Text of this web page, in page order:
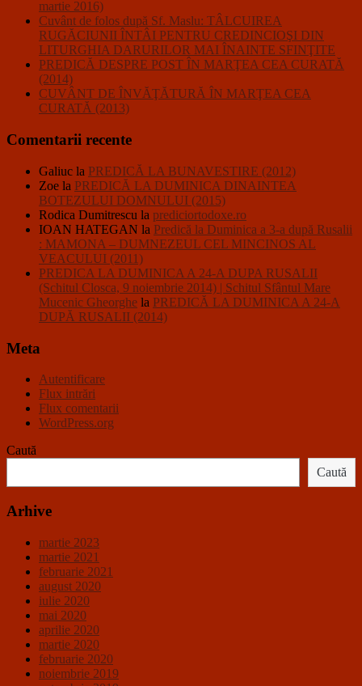
martie 2016)
Cuvânt de folos după Sf. Maslu: TÂLCUIREA
RUGĂCIUNII ÎNTÂI PENTRU CREDINCIOŞI DIN
LITURGHIA DARURILOR MAI ÎNAINTE SFINŢITE
PREDICĂ DESPRE POST ÎN MARŢEA CEA CURATĂ
(2014)
CUVÂNT DE ÎNVĂŢĂTURĂ ÎN MARŢEA CEA
CURATĂ (2013)
Comentarii recente
Galiuc la PREDICĂ LA BUNAVESTIRE (2012)
Zoe la PREDICĂ LA DUMINICA DINAINTEA
BOTEZULUI DOMNULUI (2015)
Rodica Dumitrescu la prediciortodoxe.ro
IOAN HATEGAN la Predică la Duminica a 3-a după Rusalii
: MAMONA – DUMNEZEUL CEL MINCINOS AL
VEACULUI (2011)
PREDICA LA DUMINICA A 24-A DUPA RUSALII
(Schitul Closca, 9 noiembrie 2014) | Schitul Sfântul Mare
Mucenic Gheorghe la PREDICĂ LA DUMINICA A 24-A
DUPĂ RUSALII (2014)
Meta
Autentificare
Flux intrări
Flux comentarii
WordPress.org
Caută
Caută
Arhive
martie 2023
martie 2021
februarie 2021
august 2020
iulie 2020
mai 2020
aprilie 2020
martie 2020
februarie 2020
noiembrie 2019